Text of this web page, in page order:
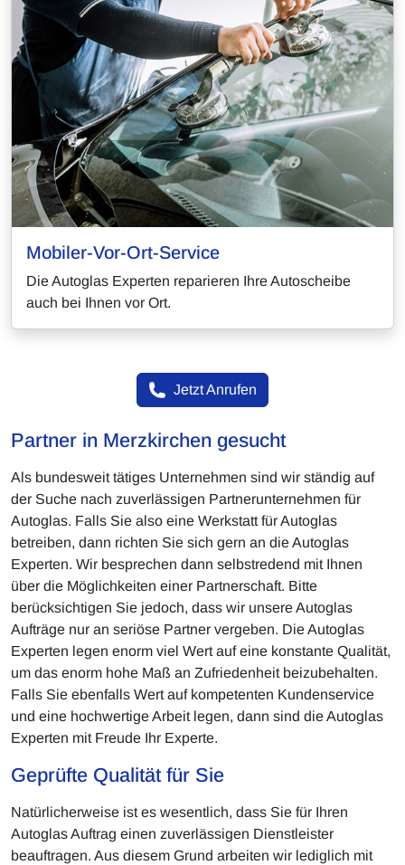
Mobiler-Vor-Ort-Service
Die Autoglas Experten reparieren Ihre Autoscheibe
auch bei Ihnen vor Ort.
Jetzt Anrufen
Partner in Merzkirchen gesucht
Als bundesweit tätiges Unternehmen sind wir ständig auf
der Suche nach zuverlässigen Partnerunternehmen für
Autoglas. Falls Sie also eine Werkstatt für Autoglas
betreiben, dann richten Sie sich gern an die Autoglas
Experten. Wir besprechen dann selbstredend mit Ihnen
über die Möglichkeiten einer Partnerschaft. Bitte
berücksichtigen Sie jedoch, dass wir unsere Autoglas
Aufträge nur an seriöse Partner vergeben. Die Autoglas
Experten legen enorm viel Wert auf eine konstante Qualität,
um das enorm hohe Maß an Zufriedenheit beizubehalten.
Falls Sie ebenfalls Wert auf kompetenten Kundenservice
und eine hochwertige Arbeit legen, dann sind die Autoglas
Experten mit Freude Ihr Experte.
Geprüfte Qualität für Sie
Natürlicherweise ist es wesentlich, dass Sie für Ihren
Autoglas Auftrag einen zuverlässigen Dienstleister
beauftragen. Aus diesem Grund arbeiten wir lediglich mit